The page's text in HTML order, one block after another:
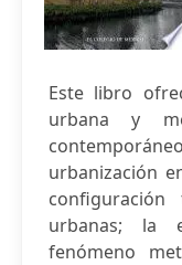
Este libro
urbana y
urbanización
urbanas; la
fenómeno